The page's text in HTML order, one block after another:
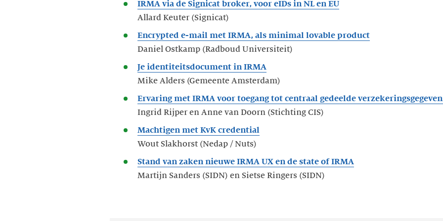
IRMA via de Signicat broker, voor eIDs in NL en EU
Allard Keuter (Signicat)
Encrypted e-mail met IRMA, als minimal lovable product
Daniel Ostkamp (Radboud Universiteit)
Je identiteitsdocument in IRMA
Mike Alders (Gemeente Amsterdam)
Ervaring met IRMA voor toegang tot centraal gedeelde
Ingrid Rijper en Anne van Doorn (Stichting CIS)
Machtigen met KvK credential
Wout Slakhorst (Nedap / Nuts)
Stand van zaken nieuwe IRMA UX en de state of IRMA
Martijn Sanders (SIDN) en Sietse Ringers (SIDN)